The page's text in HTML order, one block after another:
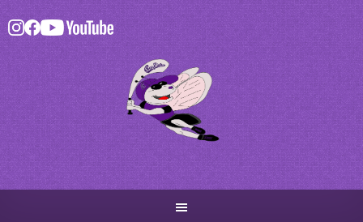
Skip
to
content